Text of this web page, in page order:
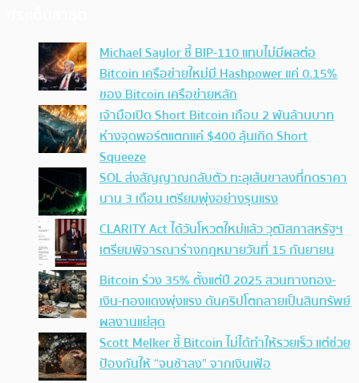
Michael Saylor ชี้ BIP-110 แทบไม่มีผลต่อ
Bitcoin เครือข่ายใหม่มี Hashpower แค่ 0.15%
ของ Bitcoin เครือข่ายหลัก
เจ้ามือเปิด Short Bitcoin เกือบ 2 พันล้านบาท
ห่างจุดพอร์ตแตกแค่ $400 ลุ้นเกิด Short
Squeeze
SOL ส่งสัญญาณกลับตัว ทะลุเส้นขาลงที่กดราคา
นาน 3 เดือน เตรียมพุ่งอย่างรุนแรง
CLARITY Act ได้วันโหวตใหม่แล้ว วุฒิสภาสหรัฐฯ
เตรียมพิจารณาร่างกฎหมายวันที่ 15 กันยายน
Bitcoin ร่วง 35% ตั้งแต่ปี 2025 สวนทางทอง-
เงิน-ทองแดงพุ่งแรง ดันคริปโตกลายเป็นสินทรัพย์
ผลงานแย่สุด
Scott Melker ชี้ Bitcoin ไม่ได้ทำให้รวยเร็ว แต่ช่วย
ป้องกันให้ “จนช้าลง” จากเงินเฟ้อ